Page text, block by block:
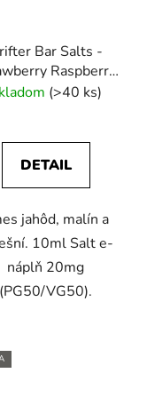
Bar Salts -
Raspberry
10ml (20mg) e-
(>40 ks)
DETAIL
jahôd, malín a
10ml Salt e-
náplň 20mg
(PG50/VG50).